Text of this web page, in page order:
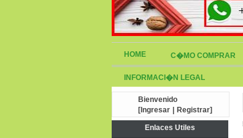
HOME C�MO COMPRAR
INFORMACI�N LEGAL
Bienvenido
[ Ingresar Registrar]
Enlaces Utiles